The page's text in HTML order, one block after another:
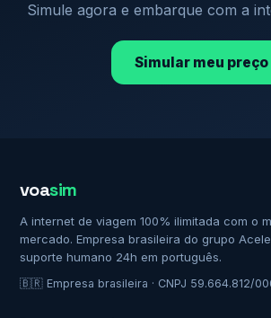
Simule agora e embarque com a
Simular meu preço
voasim
A internet de viagem 100% ilimitada com o
mercado. Empresa brasileira do grupo
suporte humano 24h em português.
🇧🇷 Empresa brasileira · CNPJ 59.664.812/